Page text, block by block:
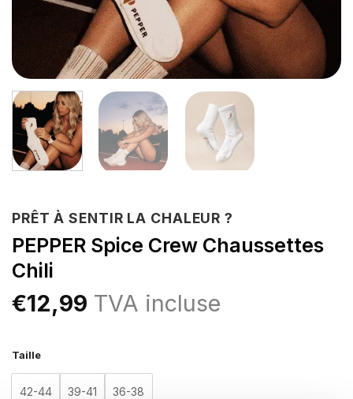
PRÊT À SENTIR LA CHALEUR ?
PEPPER Spice Crew Chaussettes
Chili
€12,99 TVA incluse
Taille
42-44 39-41 36-38